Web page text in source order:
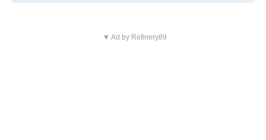
▼ Ad by Refinery89